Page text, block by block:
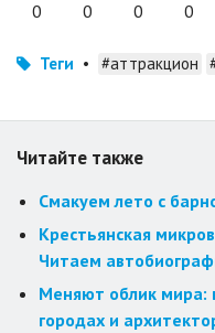
0 0 0 0
Теги • #аттракцион
Читайте также
Смакуем лето с
Крестьянская
Читаем
Меняют облик мира:
городах и